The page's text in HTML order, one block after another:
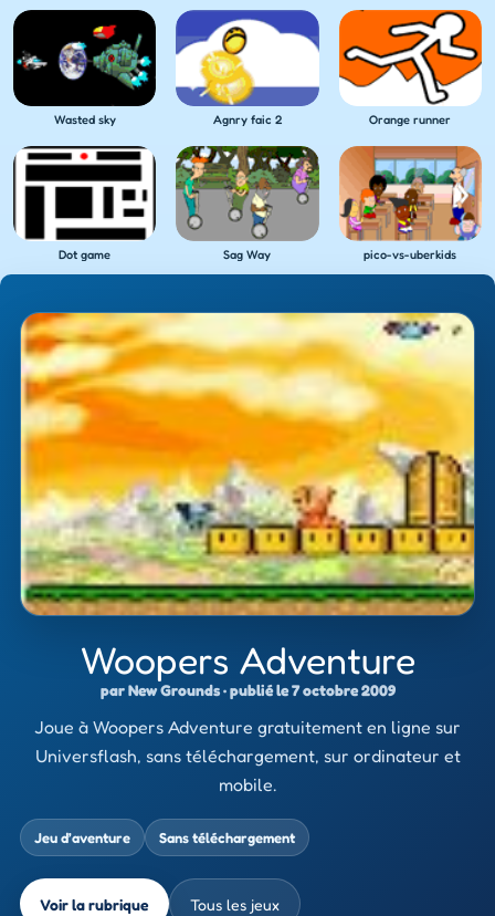
Woopers Adventure
par New Grounds · publié le 7 octobre 2009
Joue à Woopers Adventure gratuitement en ligne sur
Universflash, sans téléchargement, sur ordinateur et
mobile.
Jeu d’aventure Sans téléchargement
Voir la rubrique Tous les jeux
Wasted sky Agnry faic 2 Orange runner
Dot game Sag Way pico-vs-uberkids